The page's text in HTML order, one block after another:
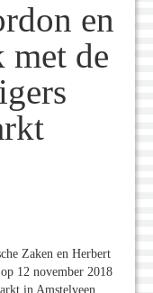
en
met de
Zaken en Herbert
12 november 2018
in Amstelveen.